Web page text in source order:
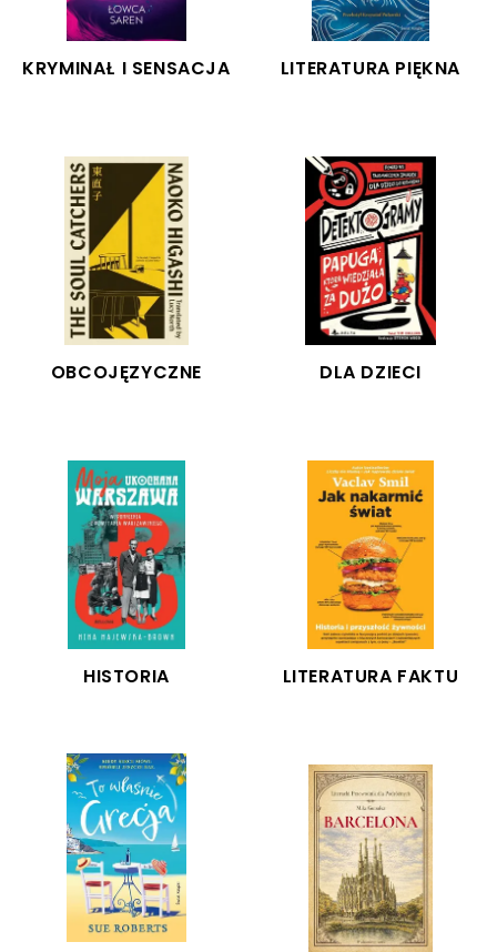
KRYMINAŁ I SENSACJA LITERATURA PIĘKNA
OBCOJĘZYCZNE DLA DZIECI
HISTORIA LITERATURA FAKTU
LINK